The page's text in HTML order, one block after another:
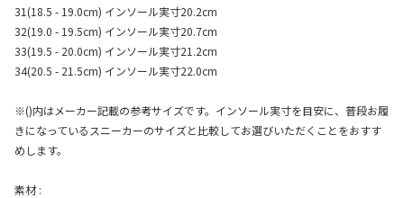
31(18.5 - 19.0cm) インソール実寸20.2cm
32(19.0 - 19.5cm) インソール実寸20.7cm
33(19.5 - 20.0cm) インソール実寸21.2cm
34(20.5 - 21.5cm) インソール実寸22.0cm
※()内はメーカー記載の参考サイズです。インソール実寸を目安に、普段お履
きになっているスニーカーのサイズと比較してお選びいただくことをおすす
めします。
素材 :